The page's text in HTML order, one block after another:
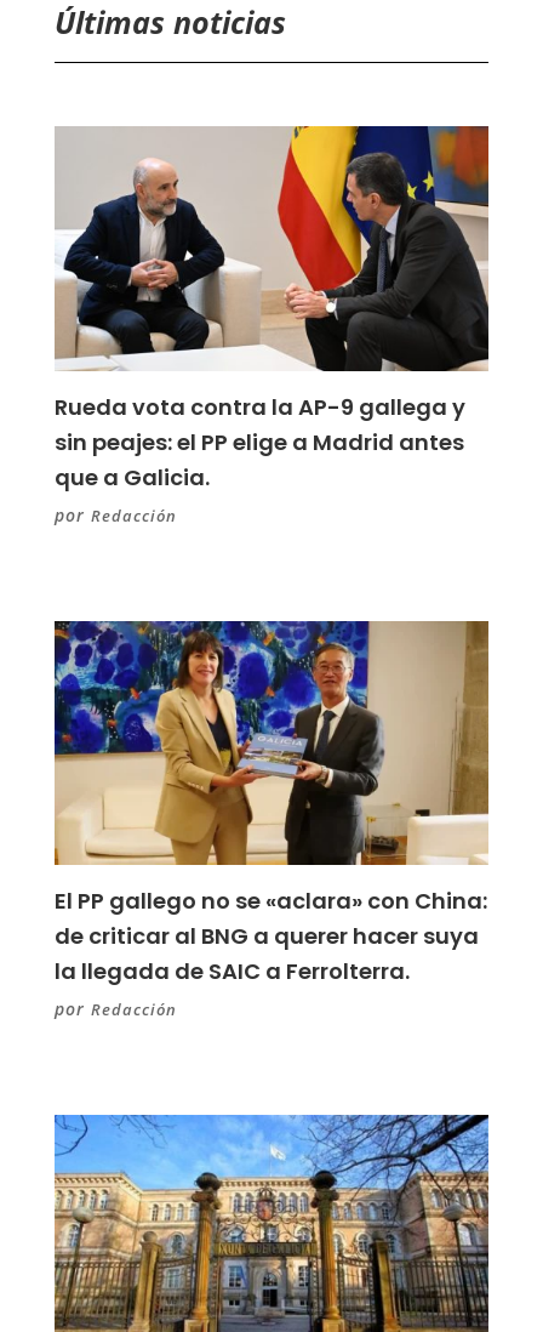
Últimas noticias
Rueda vota contra la AP-9 gallega y
sin peajes: el PP elige a Madrid antes
que a Galicia.
por Redacción
El PP gallego no se «aclara» con China:
de criticar al BNG a querer hacer suya
la llegada de SAIC a Ferrolterra.
por Redacción